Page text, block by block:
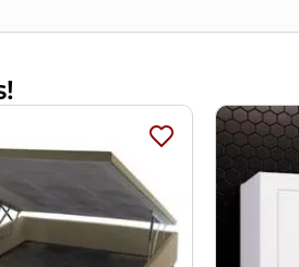
e a calibração de cores do seu
o comprovante de recebimento.
no ato da entrega, por subir
e/ou corredores de sua